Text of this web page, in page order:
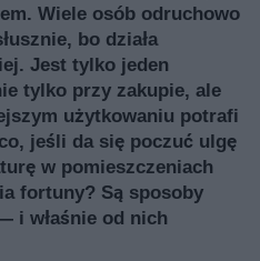
Wiele osób odruchowo
bo działa
Jest tylko jeden
tylko przy zakupie, ale
użytkowaniu potrafi
jeśli da się poczuć ulgę
w pomieszczeniach
fortuny? Są sposoby
i właśnie od nich